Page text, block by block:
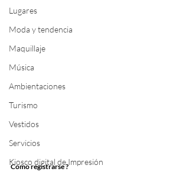
Lugares
Moda y tendencia
Maquillaje
Música
Ambientaciones
Turismo
Vestidos
Servicios
Kiosco digital de Impresión
Como registrarse ?